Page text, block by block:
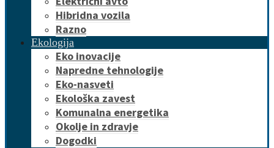
Hibridna vozila
Razno
Ekologija
Eko inovacije
Napredne tehnologije
Eko-nasveti
Ekološka zavest
Komunalna energetika
Okolje in zdravje
Dogodki